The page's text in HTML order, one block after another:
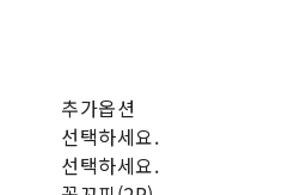
추가옵션
선택하세요.
선택하세요.